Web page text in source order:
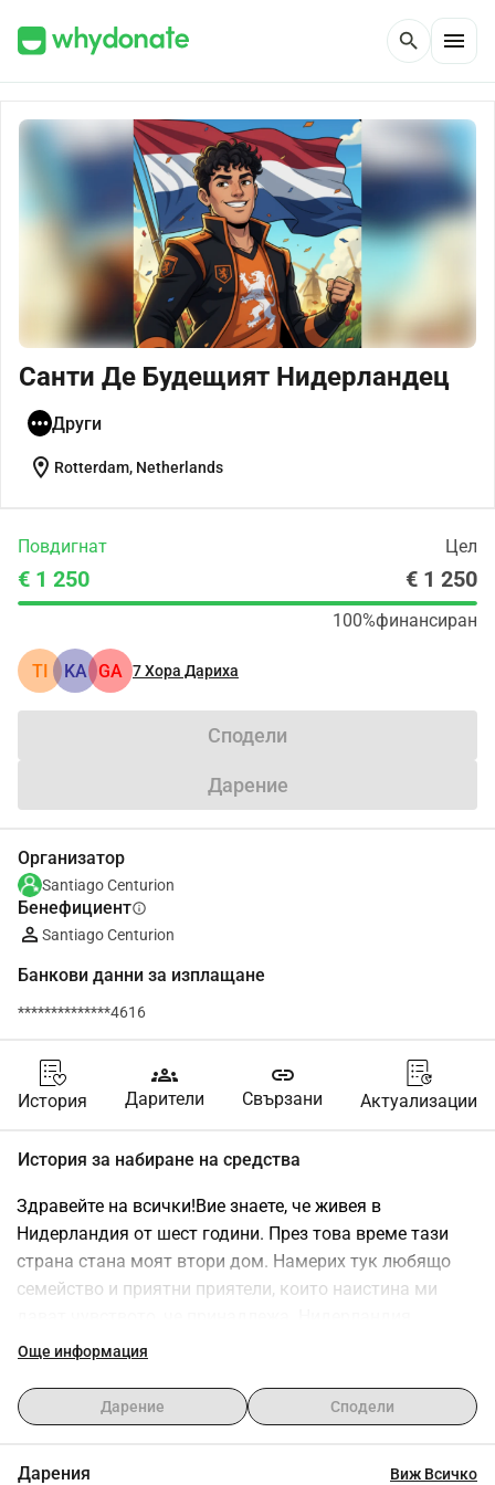
search menu
Санти Де Будещият Нидерландец
Други
location_on Rotterdam, Netherlands
Повдигнат Цел
€ 1 250 € 1 250
100%финансиран
TI KA GA 7Хора Дариха
Сподели
Дарение
Организатор
Santiago Centurion
Бенефициентinfo
Santiago Centurion
Банкови данни за изплащане
**************4616
История
groups
Дарители
link
Свързани Актуализации
История за набиране на средства
Здравейте на всички!Вие знаете, че живея в
Нидерландия от шест години. През това време тази
страна стана моят втори дом. Намерих тук любящо
семейство и приятни приятели, които наистина ми
докосна сърцето ми и искам да продължа да
говоря напълно езика, желанието ми е да науча
холандския език свободно и да се свържа още повече
Още информация
Дарение Сподели
Дарения Виж Всичко